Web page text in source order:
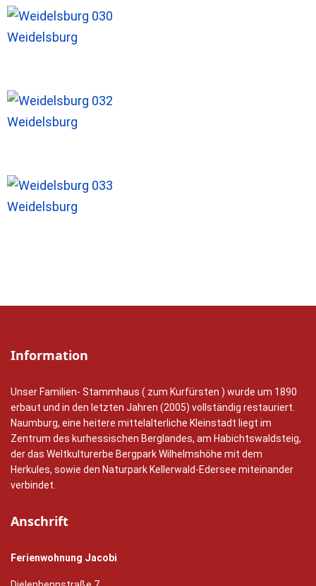
Weidelsburg
Weidelsburg
Weidelsburg
Information
Unser Familien- Stammhaus ( zum Kurfürsten ) wurde um 1890
erbaut und in den letzten Jahren (2005) vollständig restauriert.
Naumburg, eine heitere mittelalterliche Kleinstadt liegt im
Zentrum des kurhessischen Berglandes, am Habichtswaldsteig,
der das Weltkulturerbe Bergpark Wilhelmshöhe mit dem
Herkules, sowie den Naturpark Kellerwald-Edersee miteinander
verbindet.
Anschrift
Ferienwohnung Jacobi